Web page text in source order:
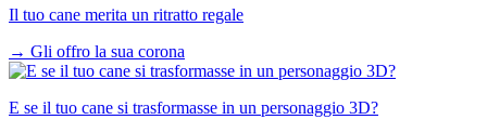
Il tuo cane merita un ritratto regale
→ Gli offro la sua corona
E se il tuo cane si trasformasse in un personaggio 3D?